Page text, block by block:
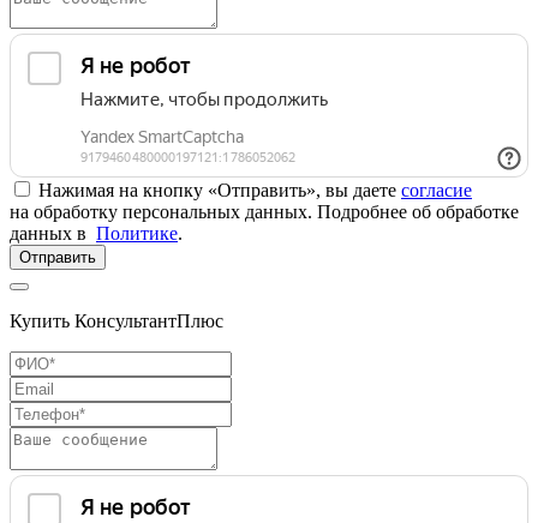
Нажимая на кнопку «Отправить», вы даете согласие
на обработку персональных данных. Подробнее об обработке
данных в Политике.
Отправить
Купить КонсультантПлюс